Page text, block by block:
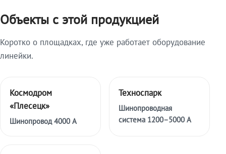
Объекты с этой продукцией
Коротко о площадках, где уже работает оборудование
линейки.
Космодром
«Плесецк»
Шинопровод 4000 А
Техноспарк
Шинопроводная
система 1200–5000 А